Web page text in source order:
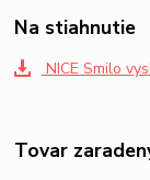
Na stiahnutie
NICE Smilo
Tovar